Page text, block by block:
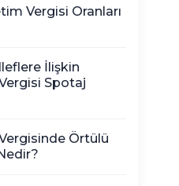
Vergisi Oranları
İlişkin
Spotaj
Örtülü